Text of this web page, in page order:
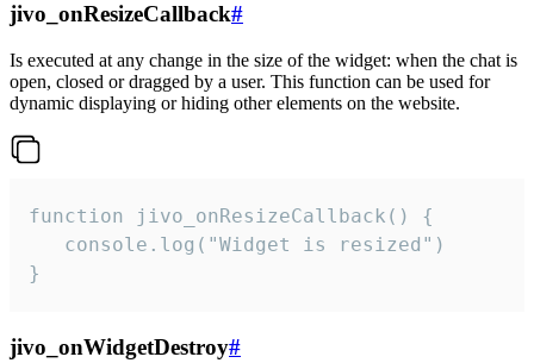
jivo_onResizeCallback#
Is executed at any change in the size of the widget: when the chat is
open, closed or dragged by a user. This function can be used for
dynamic displaying or hiding other elements on the website.
function jivo_onResizeCallback() {
   console.log("Widget is resized")
}
jivo_onWidgetDestroy#